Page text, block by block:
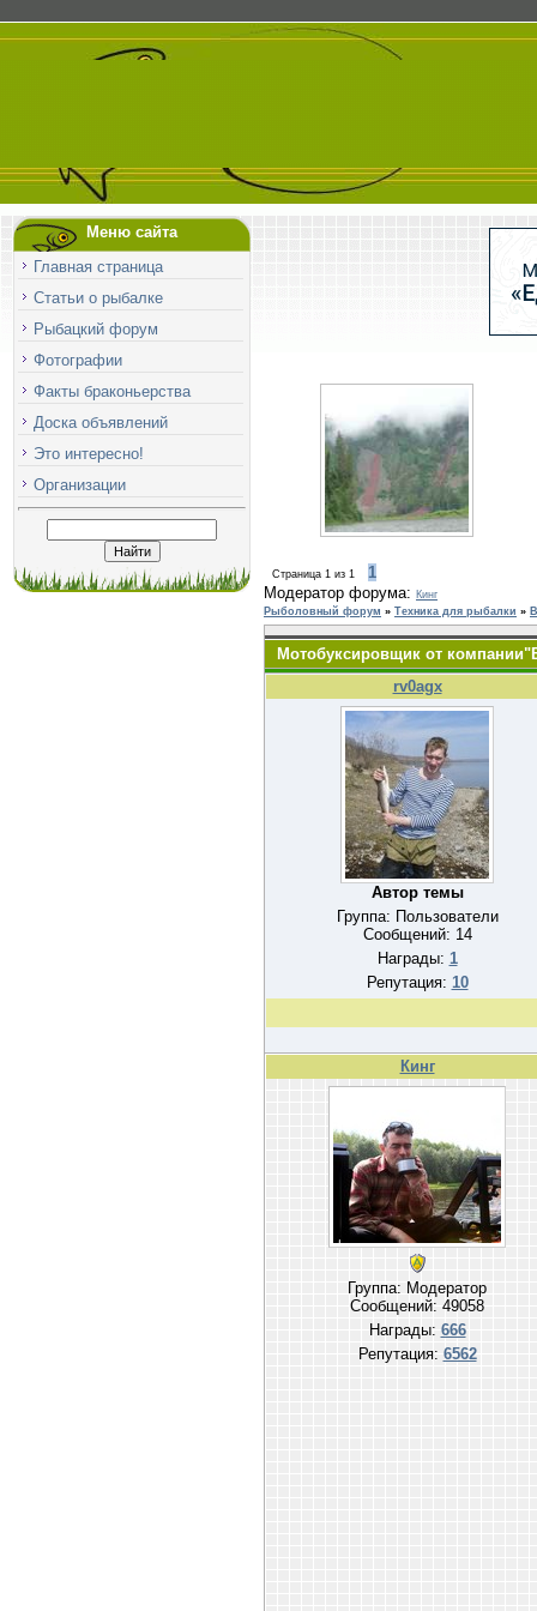
Меню сайта
Главная страница
Статьи о рыбалке
Рыбацкий форум
Фотографии
Факты браконьерства
Доска объявлений
Это интересно!
Организации
Страница 1 из 1
1
Модератор форума: Кинг
Рыболовный форум » Техника для рыбалки »
Мотобуксировщик от
rv0agx
Автор темы
Группа: Пользователи
Сообщений: 14
Награды: 1
Репутация: 10
Кинг
Группа: Модератор
Сообщений: 49058
Награды: 666
Репутация: 6562